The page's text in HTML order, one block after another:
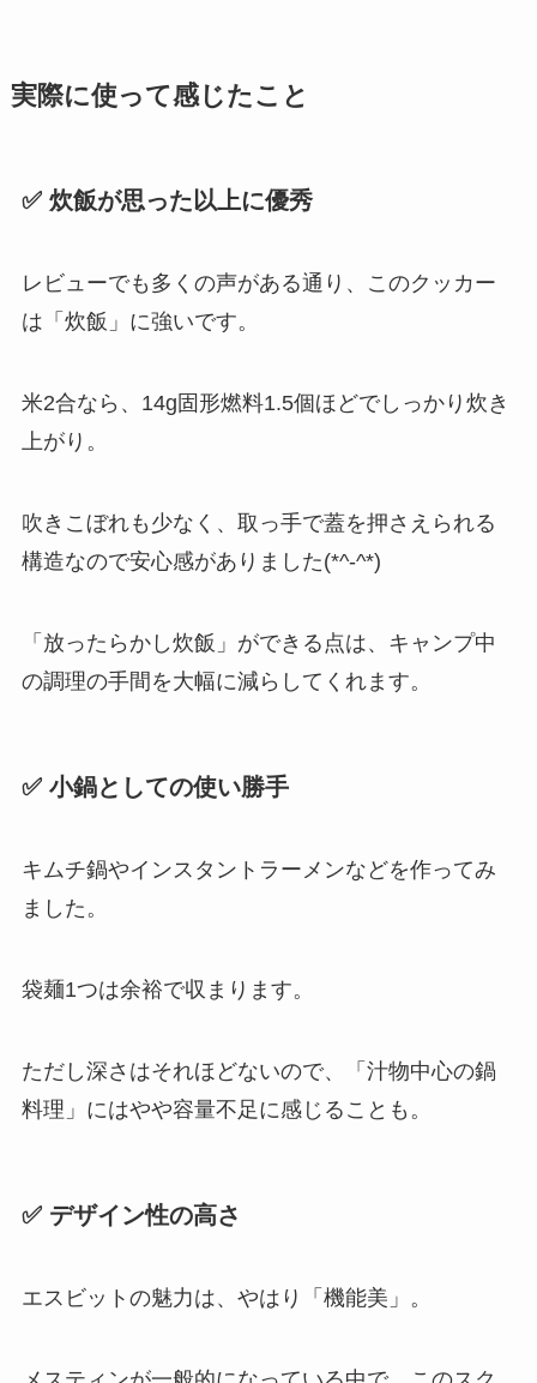
実際に使って感じたこと
✅ 炊飯が思った以上に優秀
レビューでも多くの声がある通り、このクッカー
は「炊飯」に強いです。
米2合なら、14g固形燃料1.5個ほどでしっかり炊き
上がり。
吹きこぼれも少なく、取っ手で蓋を押さえられる
構造なので安心感がありました(*^-^*)
「放ったらかし炊飯」ができる点は、キャンプ中
の調理の手間を大幅に減らしてくれます。
✅ 小鍋としての使い勝手
キムチ鍋やインスタントラーメンなどを作ってみ
ました。
袋麺1つは余裕で収まります。
ただし深さはそれほどないので、「汁物中心の鍋
料理」にはやや容量不足に感じることも。
✅ デザイン性の高さ
エスビットの魅力は、やはり「機能美」。